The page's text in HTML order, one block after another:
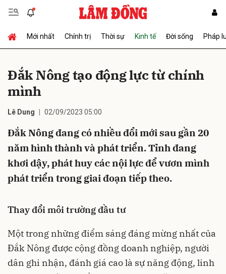
Mới nhất Chính trị Thời sự Kinh tế Đời sống Pháp
Đắk Nông tạo động lực từ chính
mình
Lê Dung 02/09/2023 05:00
Đắk Nông đang có nhiều đổi mới sau gần 20
năm hình thành và phát triển. Tỉnh đang
khơi dậy, phát huy các nội lực để vươn mình
phát triển trong giai đoạn tiếp theo.
Thay đổi môi trường đầu tư
Một trong những điểm sáng đáng mừng nhất của
Đắk Nông được cộng đồng doanh nghiệp, người
dân ghi nhận, đánh giá cao là sự năng động, linh
Gửi bình luận
Hủy Gửi